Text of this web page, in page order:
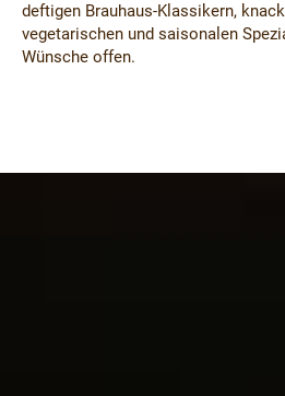
deftigen Brauhaus-Klassikern,
vegetarischen und saisonalen
Wünsche offen.